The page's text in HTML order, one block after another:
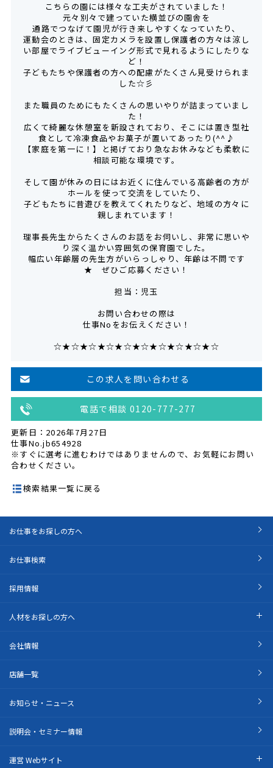
こちらの園には様々な工夫がされていました！
元々別々で建っていた横並びの園舎を
通路でつなげて園児が行き来しやすくなっていたり、
運動会のときは、固定カメラを設置し保護者の方々は涼し
い部屋でライブビューイング形式で見れるようにしたりな
ど！
子どもたちや保護者の方への配慮がたくさん見受けられま
した☆彡
また職員のためにもたくさんの思いやりが詰まっていまし
た！
広くて綺麗な休憩室を新設されており、そこには置き型社
食として冷凍食品やお菓子が置いてあったり(^^♪
【家庭を第一に！】と掲げており急なお休みなども柔軟に
相談可能な環境です。
そして園が休みの日にはお近くに住んでいる高齢者の方が
ホールを使って交流をしていたり、
子どもたちに昔遊びを教えてくれたりなど、地域の方々に
親しまれています！
理事長先生からたくさんのお話をお伺いし、非常に思いや
り深く温かい雰囲気の保育園でした。
幅広い年齢層の先生方がいらっしゃり、年齢は不問です
★ ぜひご応募ください！
担当：児玉
お問い合わせの際は
仕事Noをお伝えください！
☆★☆★☆★☆★☆★☆★☆★☆★☆★☆
この求人を問い合わせる
電話で相談 0120-777-277
更新日：2026年7月27日
仕事No.jb654928
※すぐに選考に進むわけではありませんので、お気軽にお問い
合わせください。
検索結果一覧に戻る
お仕事をお探しの方へ
お仕事検索
採用情報
人材をお探しの方へ
会社情報
店舗一覧
お知らせ・ニュース
説明会・セミナー情報
運営 Webサイト